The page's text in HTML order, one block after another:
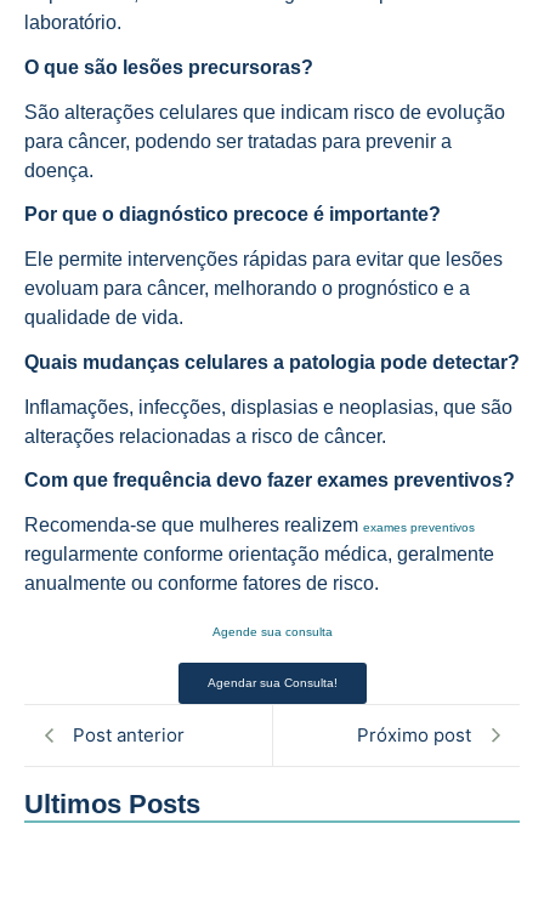
laboratório.
O que são lesões precursoras?
São alterações celulares que indicam risco de evolução
para câncer, podendo ser tratadas para prevenir a
doença.
Por que o diagnóstico precoce é importante?
Ele permite intervenções rápidas para evitar que lesões
evoluam para câncer, melhorando o prognóstico e a
qualidade de vida.
Quais mudanças celulares a patologia pode detectar?
Inflamações, infecções, displasias e neoplasias, que são
alterações relacionadas a risco de câncer.
Com que frequência devo fazer exames preventivos?
Recomenda-se que mulheres realizem exames preventivos
regularmente conforme orientação médica, geralmente
anualmente ou conforme fatores de risco.
Agende sua consulta
Agendar sua Consulta!
Post anterior Próximo post
Ultimos Posts